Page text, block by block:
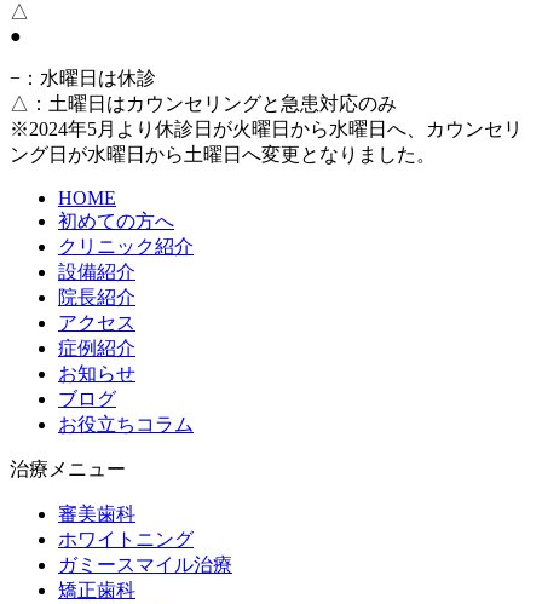
△
●
− ：水曜日は休診
△ ：土曜日はカウンセリングと急患対応のみ
※2024年5月より休診日が火曜日から水曜日へ、カウンセリ
ング日が水曜日から土曜日へ変更となりました。
HOME
初めての方へ
クリニック紹介
設備紹介
院長紹介
アクセス
症例紹介
お知らせ
ブログ
お役立ちコラム
治療メニュー
審美歯科
ホワイトニング
ガミースマイル治療
矯正歯科